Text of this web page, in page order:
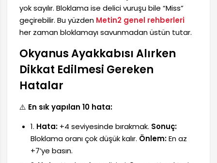
yok sayılır. Bloklama ise delici vuruşu bile “Miss”
geçirebilir. Bu yüzden Metin2 genel rehberleri
her zaman bloklamayı savunmadan üstün tutar.
Okyanus Ayakkabısı Alırken
Dikkat Edilmesi Gereken
Hatalar
⚠️ En sık yapılan 10 hata:
1. Hata:+4 seviyesinde bırakmak. Sonuç:
Bloklama oranı çok düşük kalır. Önlem:En az
+7’ye basın.